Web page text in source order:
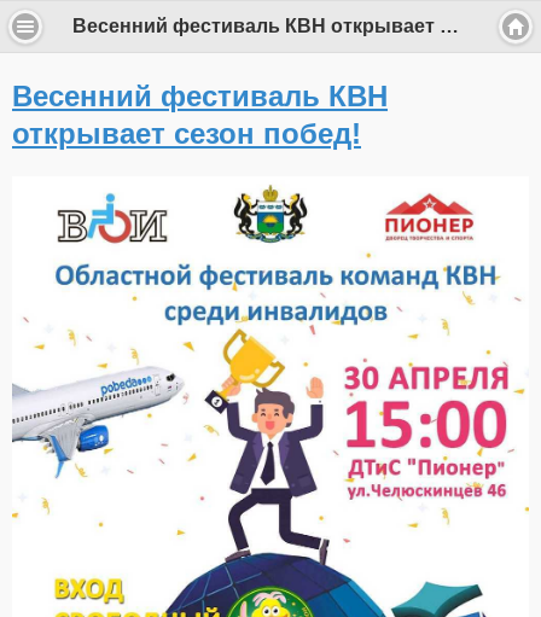
Весенний фестиваль КВН открывает сезон побед!
Весенний фестиваль КВН
открывает сезон побед!